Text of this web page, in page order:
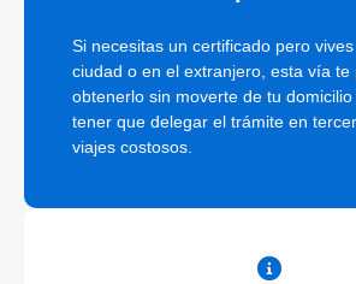
Si necesitas un certificado pero
ciudad o en el extranjero, esta vía te
obtenerlo sin moverte de tu domicilio
tener que delegar el trámite en
viajes costosos.